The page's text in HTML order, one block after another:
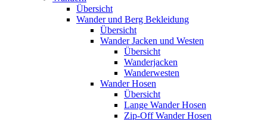
können
Touch-
und
Streichgesten
verwenden.
Übersicht
Wander und Berg Bekleidung
Übersicht
Wander Jacken und Westen
Übersicht
Wanderjacken
Wanderwesten
Wander Hosen
Übersicht
Lange Wander Hosen
Zip-Off Wander Hosen